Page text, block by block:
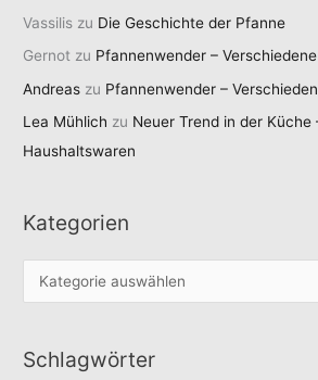
Vassilis zu Die Geschichte der Pfanne
Gernot zu Pfannenwender –
Andreas zu Pfannenwender –
Lea Mühlich zu Neuer Trend in der Küche
Haushaltswaren
Kategorien
a
e
Schlagwörter